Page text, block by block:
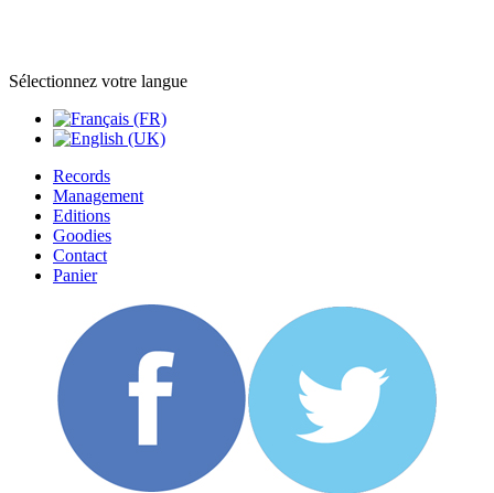
Sélectionnez votre langue
Records
Management
Editions
Goodies
Contact
Panier